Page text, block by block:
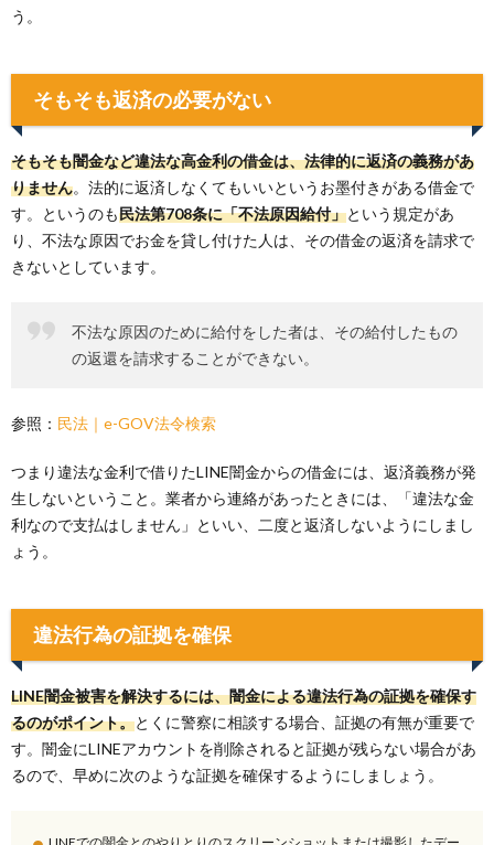
う。
そもそも返済の必要がない
そもそも闇金など違法な高金利の借金は、法律的に返済の義務があ
りません。法的に返済しなくてもいいというお墨付きがある借金で
す。というのも民法第708条に「不法原因給付」という規定があ
り、不法な原因でお金を貸し付けた人は、その借金の返済を請求で
きないとしています。
不法な原因のために給付をした者は、その給付したもの
の返還を請求することができない。
参照： 民法｜e-GOV法令検索
つまり違法な金利で借りたLINE闇金からの借金には、返済義務が発
生しないということ。業者から連絡があったときには、「違法な金
利なので支払はしません」といい、二度と返済しないようにしまし
ょう。
違法行為の証拠を確保
LINE闇金被害を解決するには、闇金による違法行為の証拠を確保す
るのがポイント。とくに警察に相談する場合、証拠の有無が重要で
す。闇金にLINEアカウントを削除されると証拠が残らない場合があ
るので、早めに次のような証拠を確保するようにしましょう。